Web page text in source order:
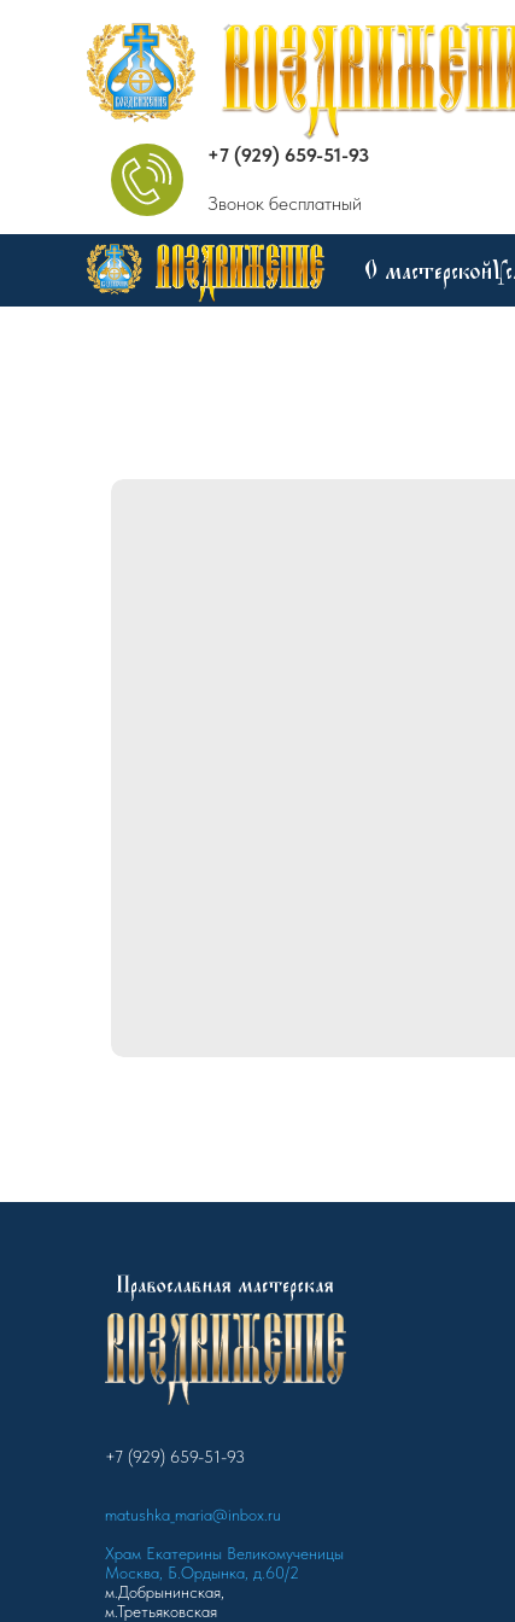
+7 (929) 659-51-93
Звонок бесплатный
О мастерской
+7 (929) 659-51-93
matushka_maria@inbox.ru
Храм Екатерины Великомученицы
Москва, Б.Ордынка, д.60/2
м.Добрынинская,
м.Третьяковская